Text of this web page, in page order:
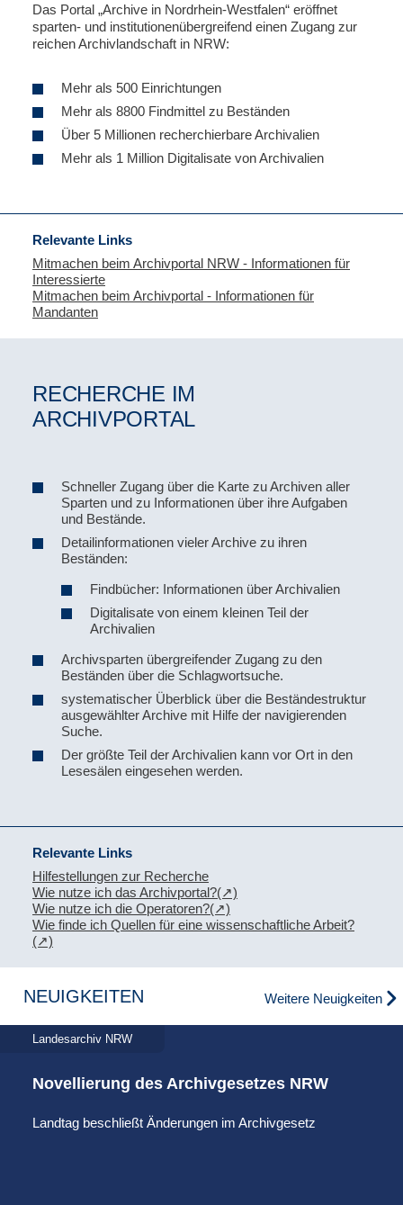
Das Portal „Archive in Nordrhein-Westfalen“ eröffnet
sparten- und institutionenübergreifend einen Zugang zur
reichen Archivlandschaft in NRW:
Mehr als 500 Einrichtungen
Mehr als 8800 Findmittel zu Beständen
Über 5 Millionen recherchierbare Archivalien
Mehr als 1 Million Digitalisate von Archivalien
Relevante Links
Mitmachen beim Archivportal NRW - Informationen für
Interessierte
Mitmachen beim Archivportal - Informationen für
Mandanten
RECHERCHE IM
ARCHIVPORTAL
Schneller Zugang über die Karte zu Archiven aller
Sparten und zu Informationen über ihre Aufgaben
und Bestände.
Detailinformationen vieler Archive zu ihren
Beständen:
Findbücher: Informationen über Archivalien
Digitalisate von einem kleinen Teil der
Archivalien
Archivsparten übergreifender Zugang zu den
Beständen über die Schlagwortsuche.
systematischer Überblick über die Beständestruktur
ausgewählter Archive mit Hilfe der navigierenden
Suche.
Der größte Teil der Archivalien kann vor Ort in den
Lesesälen eingesehen werden.
Relevante Links
Hilfestellungen zur Recherche
Wie nutze ich das Archivportal?
Wie nutze ich die Operatoren?
Wie finde ich Quellen für eine wissenschaftliche Arbeit?
NEUIGKEITEN Weitere Neuigkeiten
Landesarchiv NRW
Novellierung des Archivgesetzes NRW
Landtag beschließt Änderungen im Archivgesetz